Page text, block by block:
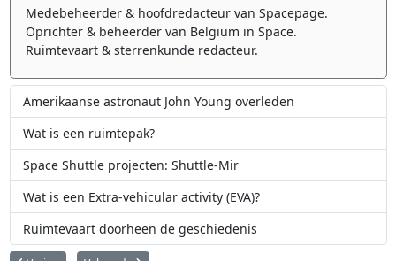
Medebeheerder & hoofdredacteur van Spacepage.
Oprichter & beheerder van Belgium in Space.
Ruimtevaart & sterrenkunde redacteur.
Amerikaanse astronaut John Young overleden
Wat is een ruimtepak?
Space Shuttle projecten: Shuttle-Mir
Wat is een Extra-vehicular activity (EVA)?
Ruimtevaart doorheen de geschiedenis